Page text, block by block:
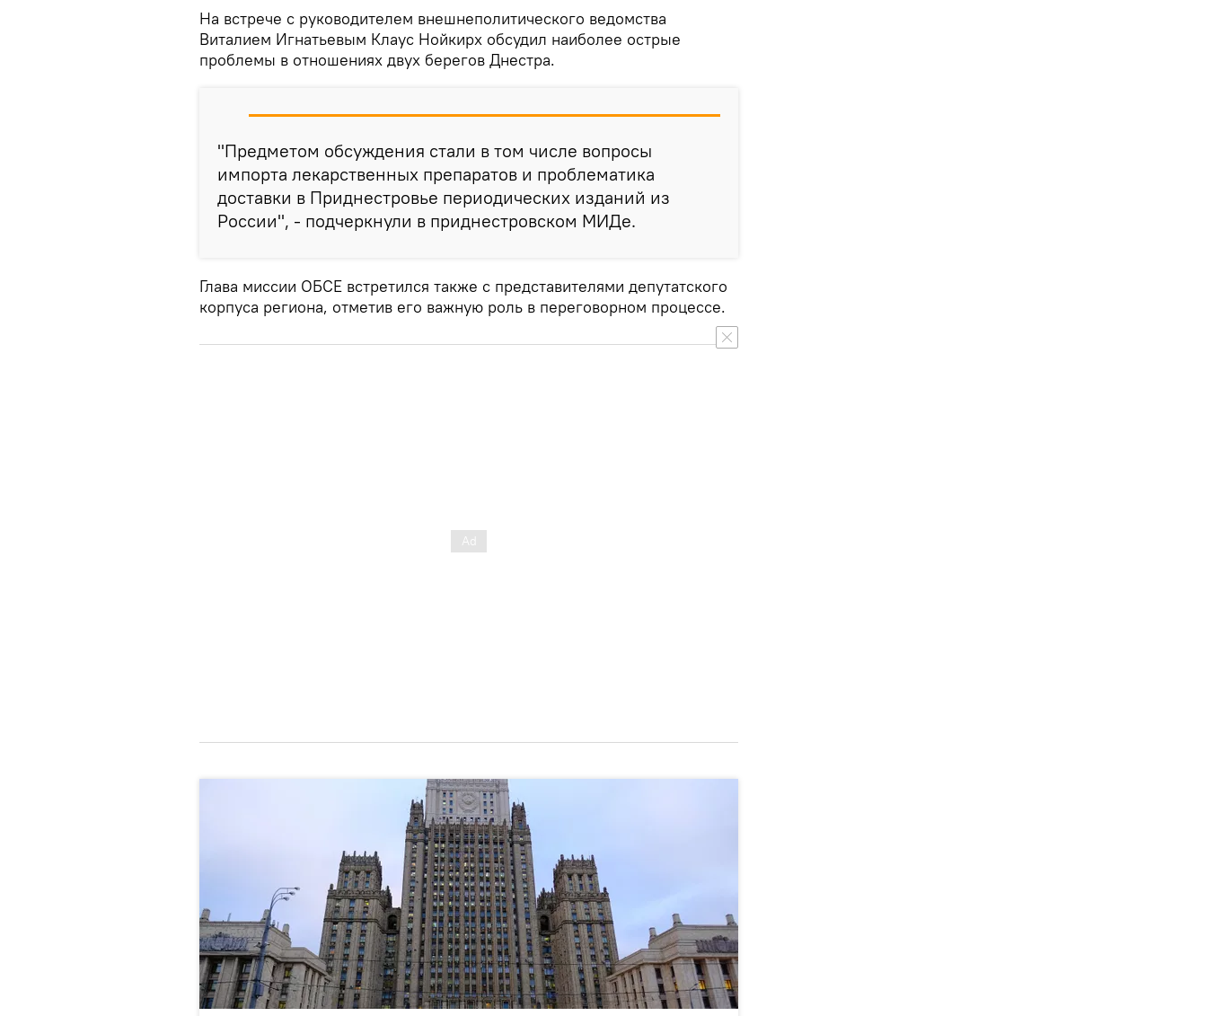
На встрече с руководителем внешнеполитического ведомства
Виталием Игнатьевым Клаус Нойкирх обсудил наиболее острые
проблемы в отношениях двух берегов Днестра.
"Предметом обсуждения стали в том числе вопросы
импорта лекарственных препаратов и проблематика
доставки в Приднестровье периодических изданий из
России", - подчеркнули в приднестровском МИДе.
Глава миссии ОБСЕ встретился также с представителями депутатского
корпуса региона, отметив его важную роль в переговорном процессе.